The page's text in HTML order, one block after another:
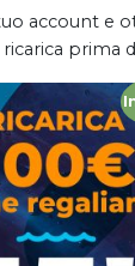
account e
prima